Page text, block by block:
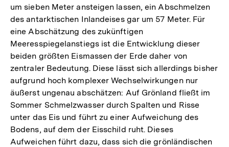
um sieben Meter ansteigen lassen, ein Abschmelzen
des antarktischen Inlandeises gar um 57 Meter. Für
eine Abschätzung des zukünftigen
Meeresspiegelanstiegs ist die Entwicklung dieser
beiden größten Eismassen der Erde daher von
zentraler Bedeutung. Diese lässt sich allerdings bisher
aufgrund hoch komplexer Wechselwirkungen nur
äußerst ungenau abschätzen: Auf Grönland fließt im
Sommer Schmelzwasser durch Spalten und Risse
unter das Eis und führt zu einer Aufweichung des
Bodens, auf dem der Eisschild ruht. Dieses
Aufweichen führt dazu, dass sich die grönländischen